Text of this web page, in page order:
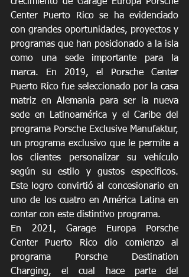
Center Puerto Rico se ha evidenciado
con grandes oportunidades, proyectos y
programas que han posicionado a la isla
como una sede importante para la
marca. En 2019, el Porsche Center
Puerto Rico fue seleccionado por la casa
matriz en Alemania para ser la nueva
sede en Latinoamérica y el Caribe del
programa Porsche Exclusive Manufaktur,
un programa exclusivo que le permite a
los clientes personalizar su vehículo
según su estilo y gustos específicos.
Este logro convirtió al concesionario en
uno de los cuatro en América Latina en
contar con este distintivo programa.
En 2021, Garage Europa Porsche
Center Puerto Rico dio comienzo al
programa Porsche Destination
Charging, el cual hace parte del